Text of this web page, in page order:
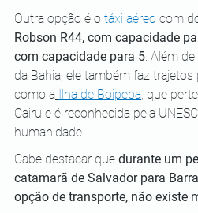
Outra opção é o táxi aéreo com
Robson R44, com capacidade
com capacidade para 5 . Além
da Bahia, ele também faz trajetos
como a Ilha de Boipeba , que
Cairu e é reconhecida pela
humanidade.
Cabe destacar que durante um
catamarã de Salvador para
opção de transporte, não existe